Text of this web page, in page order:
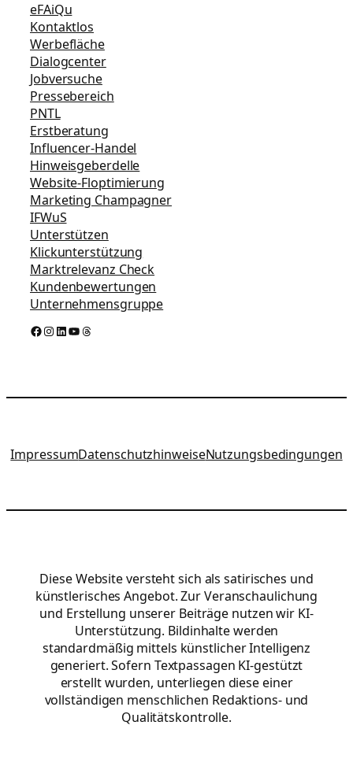
eFAiQu
Kontaktlos
Werbefläche
Dialogcenter
Jobversuche
Pressebereich
PNTL
Erstberatung
Influencer-Handel
Hinweisgeberdelle
Website-Floptimierung
Marketing Champagner
IFWuS
Unterstützen
Klickunterstützung
Marktrelevanz Check
Kundenbewertungen
Unternehmensgruppe
Facebook InstagramLinkedIn YouTube Threads
ImpressumDatenschutzhinweiseNutzungsbedingungen
Diese Website versteht sich als satirisches und
künstlerisches Angebot. Zur Veranschaulichung
und Erstellung unserer Beiträge nutzen wir KI-
Unterstützung. Bildinhalte werden
standardmäßig mittels künstlicher Intelligenz
generiert. Sofern Textpassagen KI-gestützt
erstellt wurden, unterliegen diese einer
vollständigen menschlichen Redaktions- und
Qualitätskontrolle.